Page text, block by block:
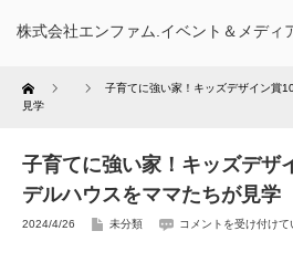
株式会社エンファム.イベント＆メディ
Home
子育てに強い家！キッズデザイン賞
見学
子育てに強い家！キッズデザ
デルハウスをママたちが見学
2024/4/26 未分類 コメントを受け付けて